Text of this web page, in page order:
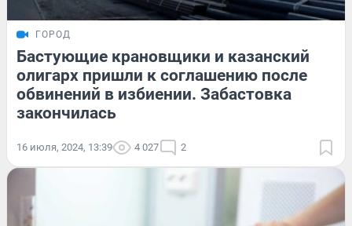
ГОРОД
Бастующие крановщики и казанский
олигарх пришли к соглашению после
обвинений в избиении. Забастовка
закончилась
16 июля, 2024, 13:39 4 027 2